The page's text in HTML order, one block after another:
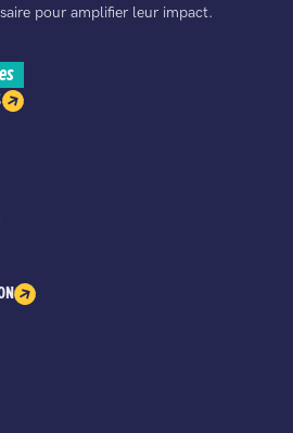
pour amplifier leur impact.